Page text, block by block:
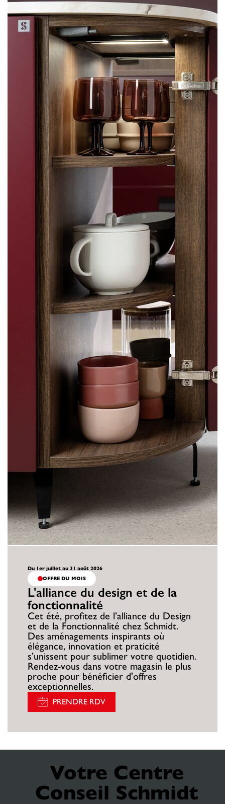
Du 1er juillet au 31 août 2026
OFFRE DU MOIS
L'alliance du design et de la
fonctionnalité
Cet été, profitez de l’alliance du Design
et de la Fonctionnalité chez Schmidt.
Des aménagements inspirants où
élégance, innovation et praticité
s’unissent pour sublimer votre quotidien.
Rendez-vous dans votre magasin le plus
proche pour bénéficier d'offres
exceptionnelles.
PRENDRE RDV
Votre Centre
Conseil Schmidt